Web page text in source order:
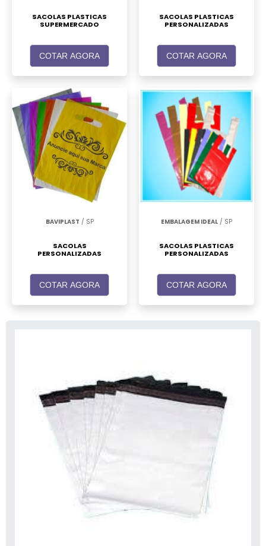
SACOLAS PLASTICAS
SUPERMERCADO
COTAR AGORA
SACOLAS PLASTICAS
PERSONALIZADAS
COTAR AGORA
BAVIPLAST / SP
SACOLAS
PERSONALIZADAS
COTAR AGORA
EMBALAGEM IDEAL / SP
SACOLAS PLASTICAS
PERSONALIZADAS
COTAR AGORA